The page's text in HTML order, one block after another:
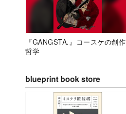
『GANGSTA.』コースケの創作
哲学
blueprint book store